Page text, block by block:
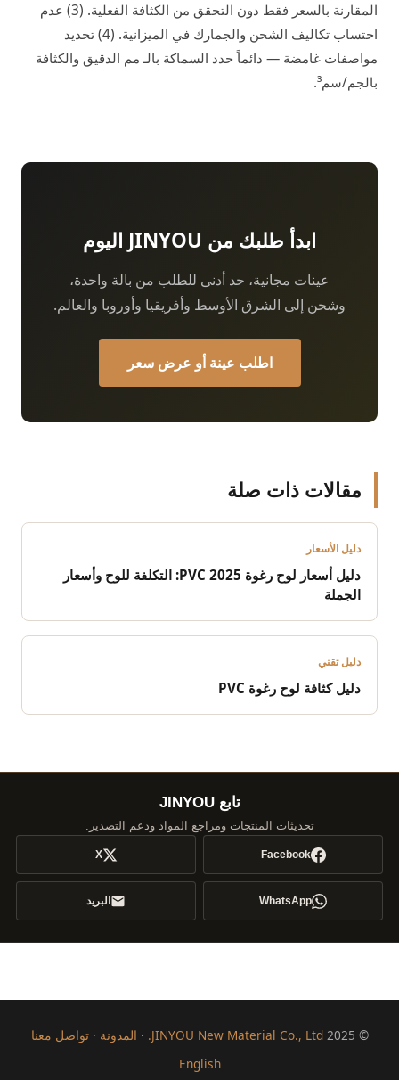
المقارنة بالسعر فقط دون التحقق من الكثافة الفعلية. (3) عدم
احتساب تكاليف الشحن والجمارك في الميزانية. (4) تحديد
مواصفات غامضة — دائماً حدد السماكة بالـ مم الدقيق والكثافة
بالجم/سم³.
ابدأ طلبك من JINYOU اليوم
عينات مجانية، حد أدنى للطلب من بالة واحدة،
وشحن إلى الشرق الأوسط وأفريقيا وأوروبا والعالم.
اطلب عينة أو عرض سعر
مقالات ذات صلة
دليل الأسعار
دليل أسعار لوح رغوة PVC 2025: التكلفة للوح وأسعار
الجملة
دليل تقني
دليل كثافة لوح رغوة PVC
تابع JINYOU
تحديثات المنتجات ومراجع المواد ودعم التصدير.
Facebook
X
WhatsApp البريد
© 2025
JINYOU New Material Co., Ltd.
· المدونة ·تواصل معنا
English